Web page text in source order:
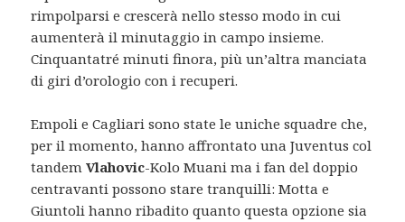
rimpolparsi e crescerà nello stesso modo in cui
aumenterà il minutaggio in campo insieme.
Cinquantatré minuti finora, più un’altra manciata
di giri d’orologio con i recuperi.
Empoli e Cagliari sono state le uniche squadre che,
per il momento, hanno affrontato una Juventus col
tandemVlahovic-Kolo Muani ma i fan del doppio
centravanti possono stare tranquilli: Motta e
Giuntoli hanno ribadito quanto questa opzione sia